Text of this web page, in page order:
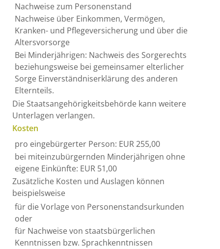
Nachweise zum Personenstand
Nachweise über Einkommen, Vermögen,
Kranken- und Pflegeversicherung und über die
Altersvorsorge
Bei Minderjährigen: Nachweis des Sorgerechts
beziehungsweise bei gemeinsamer elterlicher
Sorge Einverständniserklärung des anderen
Elternteils.
Die Staatsangehörigkeitsbehörde kann weitere
Unterlagen verlangen.
Kosten
pro eingebürgerter Person: EUR 255,00
bei miteinzubürgernden Minderjährigen ohne
eigene Einkünfte: EUR 51,00
Zusätzliche Kosten und Auslagen können
beispielsweise
für die Vorlage von Personenstandsurkunden
oder
für Nachweise von staatsbürgerlichen
Kenntnissen bzw. Sprachkenntnissen